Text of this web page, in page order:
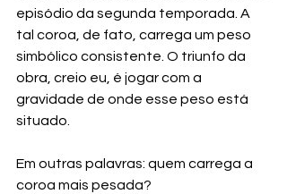
episódio da segunda temporada. A
tal coroa, de fato, carrega um peso
simbólico consistente. O triunfo da
obra, creio eu, é jogar com a
gravidade de onde esse peso está
situado.
Em outras palavras: quem carrega a
coroa mais pesada?